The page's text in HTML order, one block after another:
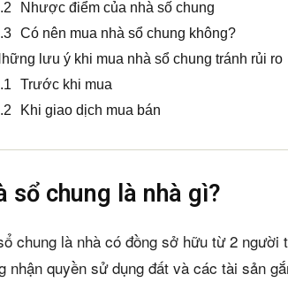
Nhược điểm của nhà số chung
Có nên mua nhà sổ chung không?
lưu ý khi mua nhà sổ chung tránh rủi ro
Trước khi mua
Khi giao dịch mua bán
sổ chung là nhà gì?
chung là nhà có đồng sở hữu từ 2
nhận quyền sử dụng đất và các tài sản